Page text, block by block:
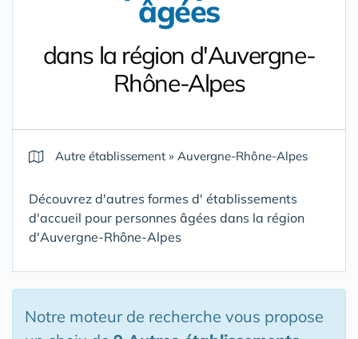
âgées
dans la région d'Auvergne-
Rhône-Alpes
Autre établissement » Auvergne-Rhône-Alpes
Découvrez d'autres formes d' établissements
d'accueil pour personnes âgées dans la région
d'Auvergne-Rhône-Alpes
Notre moteur de recherche vous propose